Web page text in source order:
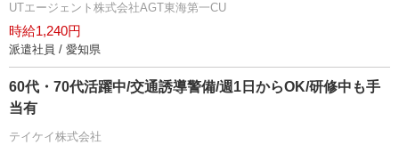
UTエージェント株式会社AGT東海第一CU
時給1,240円
派遣社員 / 愛知県
60代・70代活躍中/交通誘導警備/週1日からOK/研修中も手
当有
テイケイ株式会社